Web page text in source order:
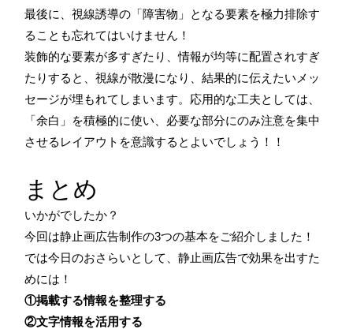
最後に、視線誘導の「障害物」となる要素を極力排除す
ることも忘れてはいけません！
装飾的な要素が多すぎたり、情報が均等に配置されすぎ
たりすると、視線が散漫になり、結果的に伝えたいメッ
セージが埋もれてしまいます。応用的な工夫としては、
「余白」を積極的に使い、必要な部分にのみ注意を集中
させるレイアウトを意識するとよいでしょう！！
まとめ
いかがでしたか？
今回は静止画広告制作の3つの基本をご紹介しました！
では今日のおさらいとして、静止画広告で効果を出すた
めには！
①掲載する情報を整理する
②文字情報を活用する